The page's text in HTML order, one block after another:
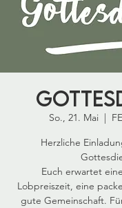
So., 21. Mai
  |
Herzliche
Euch erwartet
Lobpreiszeit, eine
gute Gemeinschaft.